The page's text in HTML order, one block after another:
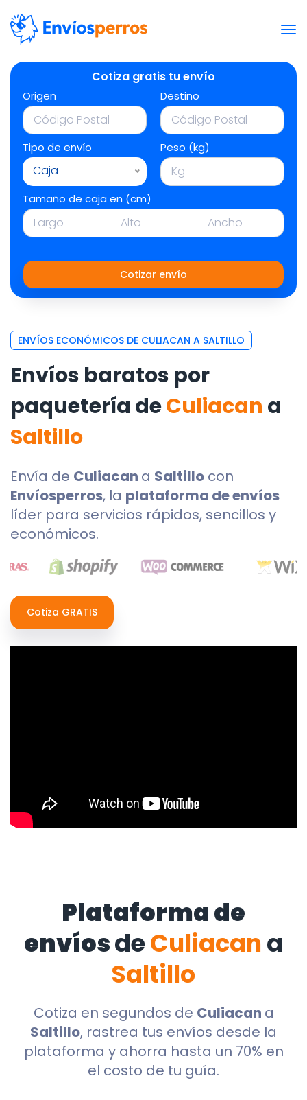
Cotiza gratis tu envío
Origen Destino
Tipo de envío
Caja
Peso (kg)
Tamaño de caja en (cm)
Cotizar envío
ENVÍOS ECONÓMICOS DE CULIACAN A SALTILLO
Envíos baratos por
paquetería deCuliacan a
Saltillo
Envía de Culiacan a Saltillo con
Envíosperros, la plataforma de envíos
líder para servicios rápidos, sencillos y
económicos.
Cotiza GRATIS
Plataforma de
envíosdeCuliacan a
Saltillo
Cotiza en segundos de Culiacan a
Saltillo, rastrea tus envíos desde la
plataforma y ahorra hasta un 70% en
el costo de tu guía.